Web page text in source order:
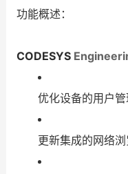
功能概述：
CODESYS
优化设备的用户
更新集成的网络